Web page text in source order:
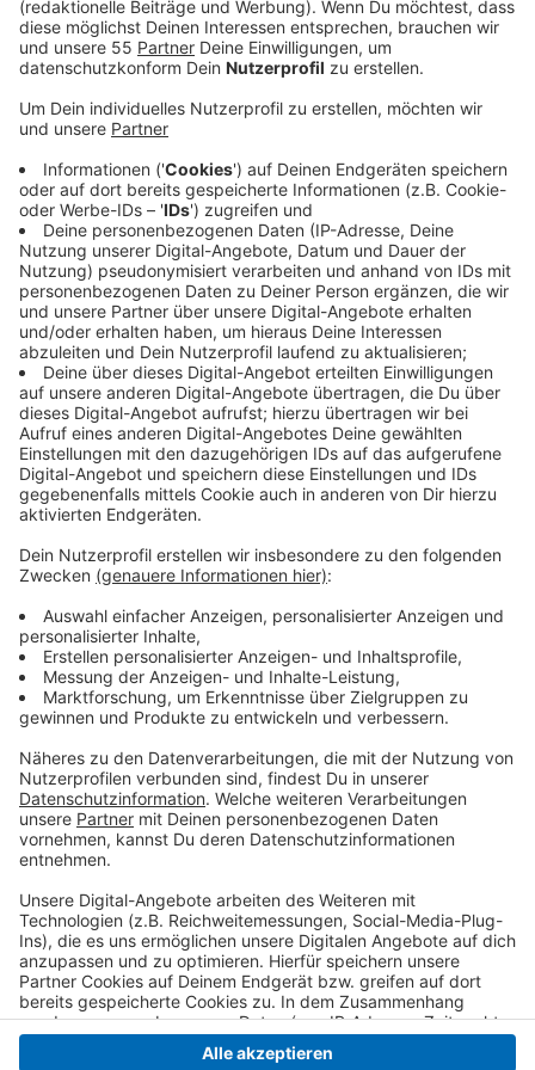
Anzeige
Allerdings handele es sich dabei meistens eher um
leichte Atemwegserkrankungen. Ab Oktober stehen
dann die Grippeschutzimpfungen an. Die Lage aktuell
ist typisch für diese Jahreszeit. Es wird kälter und das
Wetter wechselt ständig, sagt der Hausärzteverband
für unsere Region - das sorgt bei vielen für eine
Schnupfnase.
Anzeige
Grippeschutzimpfung sinnvoll
Anzeige
Ab Oktober können wir uns in den Hausarztpraxen die
fortgeschrittenem Alter oder mit einer chronischen
Erkrankung sollten das Angebot annehmen, heißt es -
oder auch Personal in Kitas und Schulen. Auch die
Coronaschutz-Impfung könne für diese Menschen
Anzeige
Anzeige